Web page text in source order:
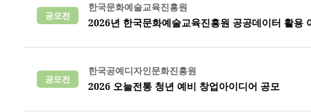
공모전
한국문화예술교육진흥원
2026년 한국문화예술교육진흥원 공공데이터 활용
공모전
한국공예디자인문화진흥원
2026 오늘전통 청년 예비 창업아이디어 공모